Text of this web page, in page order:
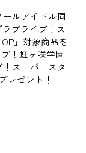
ルアイドル同
ラブライブ！ス
」対象商品を
！虹ヶ咲学園
スーパースタ
レゼント！